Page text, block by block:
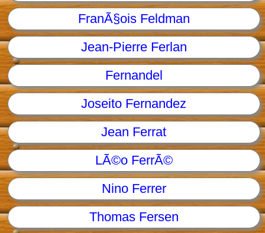
FranÃ§ois Feldman
Jean-Pierre Ferlan
Fernandel
Joseito Fernandez
Jean Ferrat
LÃ©o FerrÃ©
Nino Ferrer
Thomas Fersen